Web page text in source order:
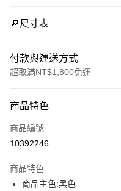
🔎尺寸表
付款與運送方式
超取滿NT$1,800免運
信用卡一次付款
LINE Pay
街口支付
商品特色
商品編號
10392246
商品特色
商品主色:黑色